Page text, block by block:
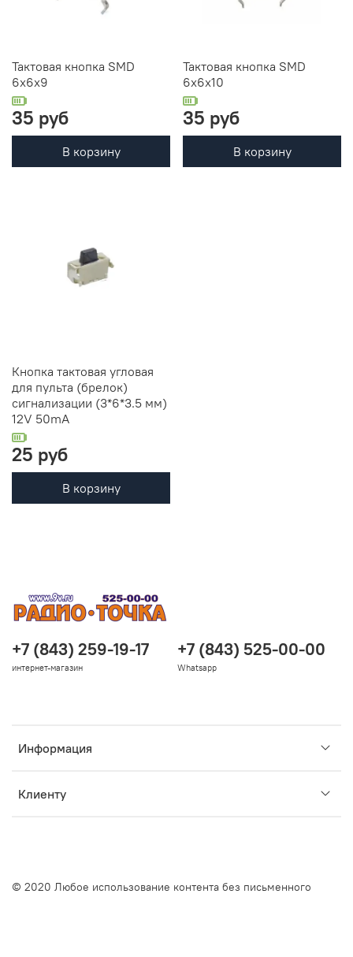
Тактовая кнопка SMD
6x6x9
35 руб
В корзину
Тактовая кнопка SMD
6x6x10
35 руб
В корзину
Кнопка тактовая угловая
для пульта (брелок)
сигнализации (3*6*3.5 мм)
12V 50mA
25 руб
В корзину
Информация
Клиенту
+7 (843) 259-19-17
интернет-магазин
+7 (843) 525-00-00
Whatsapp
© 2020 Любое использование контента без письменного